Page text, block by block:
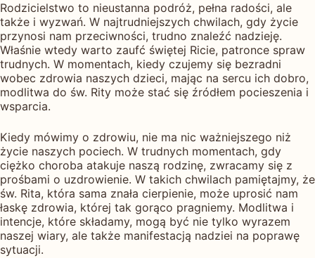
Rodzicielstwo to nieustanna podróż, pełna radości, ale
także i wyzwań. W najtrudniejszych chwilach, gdy życie
przynosi nam przeciwności, trudno znaleźć nadzieję.
Właśnie wtedy warto zaufć świętej Ricie, patronce spraw
trudnych. W momentach, kiedy czujemy się bezradni
wobec zdrowia naszych dzieci, mając na sercu ich dobro,
modlitwa do św. Rity może stać się źródłem pocieszenia i
wsparcia.
Kiedy mówimy o zdrowiu, nie ma nic ważniejszego niż
życie naszych pociech. W trudnych momentach, gdy
ciężko choroba atakuje naszą rodzinę, zwracamy się z
prośbami o uzdrowienie. W takich chwilach pamiętajmy, że
św. Rita, która sama znała cierpienie, może uprosić nam
łaskę zdrowia, której tak gorąco pragniemy. Modlitwa i
intencje, które składamy, mogą być nie tylko wyrazem
naszej wiary, ale także manifestacją nadziei na poprawę
sytuacji.